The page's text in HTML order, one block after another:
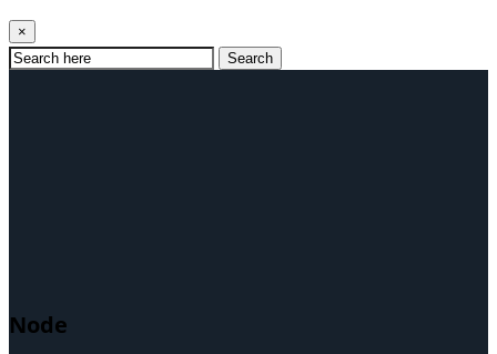
×
Search
Node